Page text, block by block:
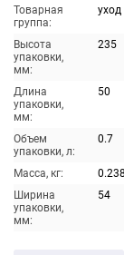
Товарная
группа:
уход
Высота
упаковки,
мм:
235
Длина
упаковки,
мм:
50
Объем
упаковки, л:
0.7
Масса, кг:
0.238
Ширина
упаковки,
мм:
54